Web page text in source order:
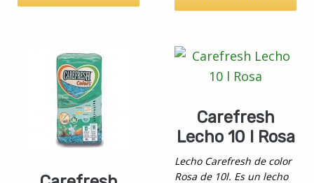
Carefresh
Lecho 10 l Rosa
Lecho Carefresh de color
Rosa de 10l. Es un lecho